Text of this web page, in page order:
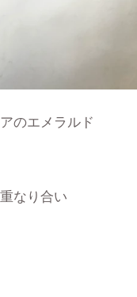
のエメラルド
なり合い